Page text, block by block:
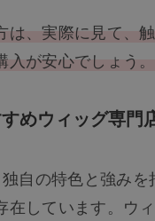
は、実際に見て、
が安心でしょう。
めウィッグ専門
自の特色と強みを
在しています。ウ